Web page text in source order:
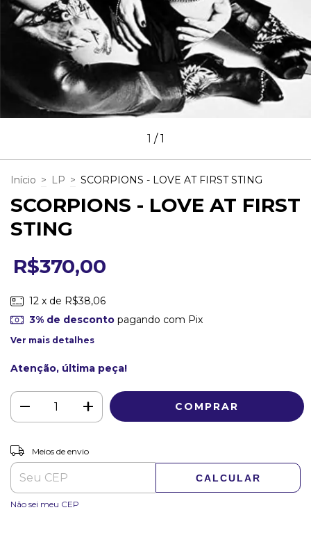
1 /1
Início > LP > SCORPIONS - LOVE AT FIRST STING
SCORPIONS - LOVE AT FIRST
STING
R$370,00
12 x de R$38,06
3% de descontopagando com Pix
Ver mais detalhes
Atenção, última peça!
Entregas para o CEP:
Meios de envio
CALCULAR
Não sei meu CEP